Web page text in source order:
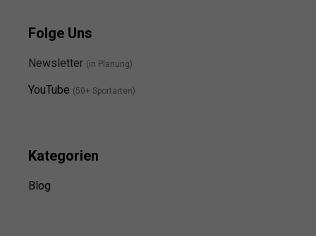
Folge Uns
Newsletter (in Planung)
YouTube (50+ Sportarten)
Kategorien
Blog